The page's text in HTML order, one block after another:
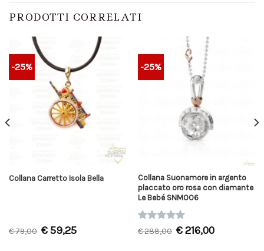
PRODOTTI CORRELATI
-25%
Collana Carretto Isola Bella
€79,00 €59,25
-25%
Collana Suonamore in argento
placcato oro rosa con diamante
Le Bebé SNM006
Valutato
su 5
€288,00 €216,00